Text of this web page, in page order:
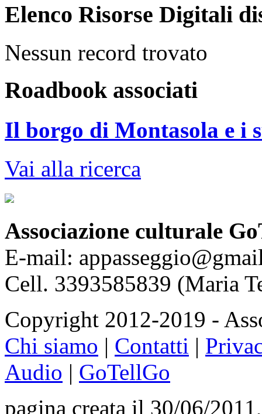
Elenco Risorse Digitali
Nessun record trovato
Roadbook associati
Il borgo di Montasola e i
Vai alla ricerca
Associazione culturale
E-mail:
Cell. 3393585839 (Maria
Copyright 2012-2019 -
Chi siamo | Contatti |
Audio | GoTellGo
pagina creata il 30/06/